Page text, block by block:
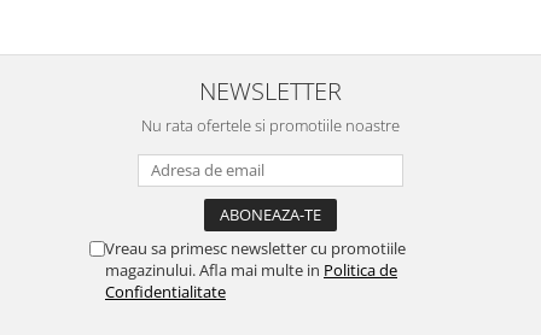
NEWSLETTER
Nu rata ofertele si promotiile noastre
Vreau sa primesc newsletter cu promotiile
magazinului. Afla mai multe in Politica de
Confidentialitate